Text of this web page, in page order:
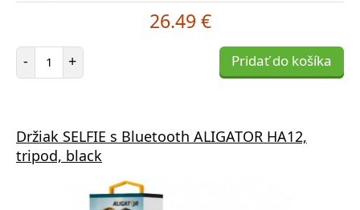
26.49 €
- Počet položiek
+ Pridať do košíka
Držiak SELFIE s Bluetooth ALIGATOR HA12,
tripod, black